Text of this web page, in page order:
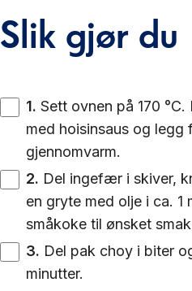
Slik gjør du
1. Sett ovnen på 170
med hoisinsaus og legg
gjennomvarm.
2. Del ingefær i skiver,
en gryte med olje i ca.
småkoke til ønsket
3. Del pak choy i biter
minutter.